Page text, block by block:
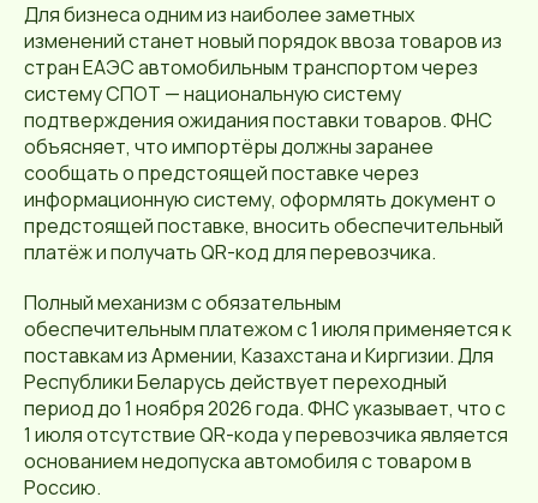
Для бизнеса одним из наиболее заметных
изменений станет новый порядок ввоза товаров из
стран ЕАЭС автомобильным транспортом через
систему СПОТ — национальную систему
подтверждения ожидания поставки товаров. ФНС
объясняет, что импортёры должны заранее
сообщать о предстоящей поставке через
информационную систему, оформлять документ о
предстоящей поставке, вносить обеспечительный
платёж и получать QR-код для перевозчика.
Полный механизм с обязательным
обеспечительным платежом с 1 июля применяется к
поставкам из Армении, Казахстана и Киргизии. Для
Республики Беларусь действует переходный
период до 1 ноября 2026 года. ФНС указывает, что с
1 июля отсутствие QR-кода у перевозчика является
основанием недопуска автомобиля с товаром в
Россию.